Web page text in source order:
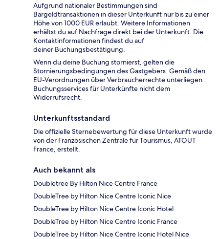
Aufgrund nationaler Bestimmungen sind
Bargeldtransaktionen in dieser Unterkunft nur bis zu einer
Höhe von 1000 EUR erlaubt. Weitere Informationen
erhältst du auf Nachfrage direkt bei der Unterkunft. Die
Kontaktinformationen findest du auf
deiner Buchungsbestätigung.
Wenn du deine Buchung stornierst, gelten die
Stornierungsbedingungen des Gastgebers. Gemäß den
EU-Verordnungen über Verbraucherrechte unterliegen
Buchungsservices für Unterkünfte nicht dem
Widerrufsrecht.
Unterkunftsstandard
Die offizielle Sternebewertung für diese Unterkunft wurde
von der Französischen Zentrale für Tourismus, ATOUT
France, erstellt.
Auch bekannt als
Doubletree By Hilton Nice Centre France
DoubleTree by Hilton Nice Centre Iconic Nice
DoubleTree by Hilton Nice Centre Iconic Hotel
DoubleTree by Hilton Nice Centre Iconic France
DoubleTree by Hilton Nice Centre Iconic Hotel Nice